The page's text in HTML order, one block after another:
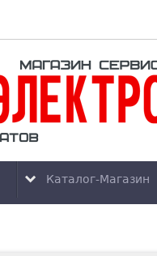
Каталог-Магазин